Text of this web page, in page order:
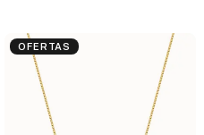
OFERTAS